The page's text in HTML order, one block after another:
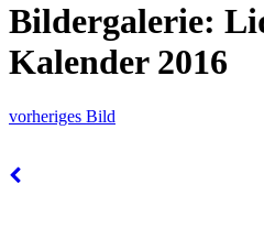
Bildergalerie:
Kalender 2016
vorheriges Bild